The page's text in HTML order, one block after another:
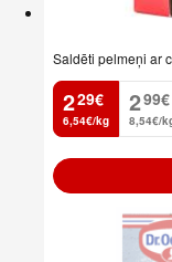
Saldēti pelmeņi ar
2
. 29€
6,54€/kg
2
. 99€
8,54€/